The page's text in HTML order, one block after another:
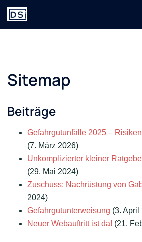
Zum
Inhalt
springen
Sitemap
Beiträge
Gefahrgutunfälle 2025 –
(7. März 2026)
Unkomplizierter kleiner
(29. Mai 2024)
Zuschuss: Nachrüstung von
2024)
Gefahrgutunterweisung (3. April
Neuer Webauftritt ist da! (21.